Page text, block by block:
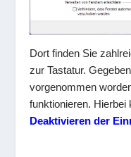
Dort finden Sie
zur Tastatur.
vorgenommen
funktionieren.
Deaktivieren der